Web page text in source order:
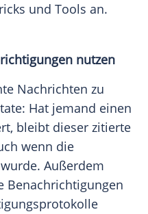
und Tools an.
nutzen
Nachrichten zu
Hat jemand einen
bleibt dieser zitierte
wenn die
Außerdem
Benachrichtigungen